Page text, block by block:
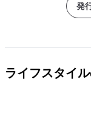
発
ライフスタイ